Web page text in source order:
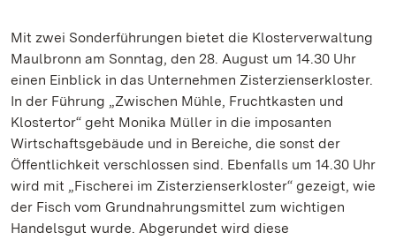
Mit zwei Sonderführungen bietet die Klosterverwaltung
Maulbronn am Sonntag, den 28. August um 14.30 Uhr
einen Einblick in das Unternehmen Zisterzienserkloster.
In der Führung „Zwischen Mühle, Fruchtkasten und
Klostertor“ geht Monika Müller in die imposanten
Wirtschaftsgebäude und in Bereiche, die sonst der
Öffentlichkeit verschlossen sind. Ebenfalls um 14.30 Uhr
wird mit „Fischerei im Zisterzienserkloster“ gezeigt, wie
der Fisch vom Grundnahrungsmittel zum wichtigen
Handelsgut wurde. Abgerundet wird diese